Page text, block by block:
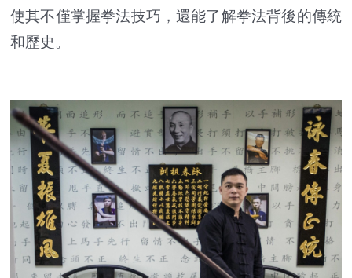
使其不僅掌握拳法技巧，還能了解拳法背後的傳統
和歷史。